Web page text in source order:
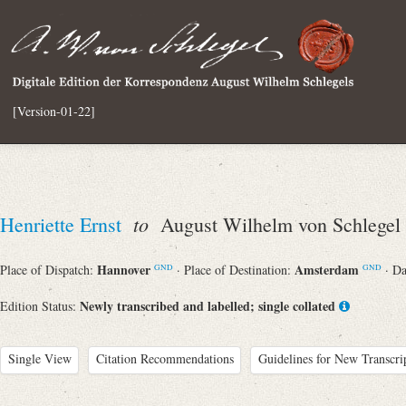
[Version-01-22]
Henriette Ernst to August Wilhelm von Schlegel
Place of Dispatch: Hannover GND · Place of Destination: Amsterdam GND ·
Edition Status: Newly transcribed and labelled; single collated
Single View Citation Recommendations Guidelines for New